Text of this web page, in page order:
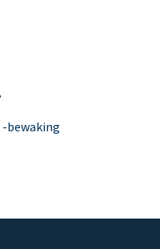
-bewaking